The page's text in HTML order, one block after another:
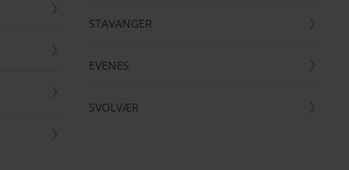
STAVANGER
EVENES
SVOLVÆR